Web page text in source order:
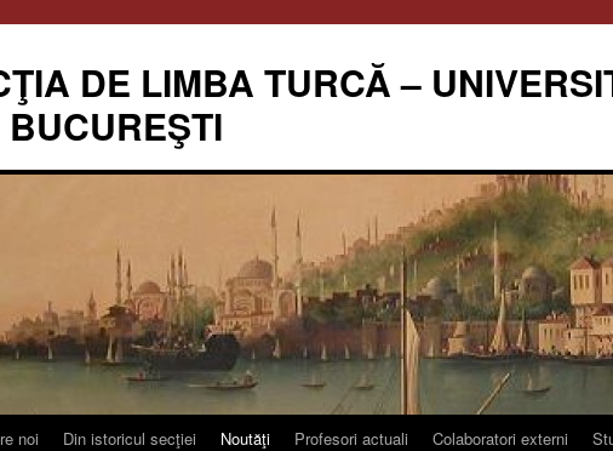
DE LIMBA TURCĂ –
BUCUREŞTI
noi Din istoricul secţiei Noutăţi Profesori actuali Colaboratori externi